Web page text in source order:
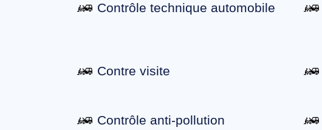
Contrôle technique automobile
Contre visite
Contrôle anti-pollution